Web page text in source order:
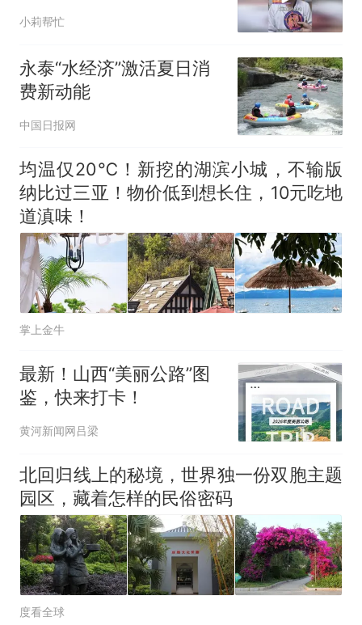
习惯！
小莉帮忙
永泰“水经济”激活夏日消
费新动能
中国日报网
均温仅20℃！新挖的湖滨小城，不输版
纳比过三亚！物价低到想长住，10元吃地
道滇味！
掌上金牛
最新！山西“美丽公路”图
鉴，快来打卡！
黄河新闻网吕梁
北回归线上的秘境，世界独一份双胞主题
园区，藏着怎样的民俗密码
度看全球